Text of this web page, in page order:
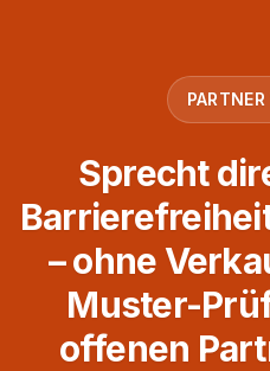
Sprecht
– ohne
Muster-
offenen